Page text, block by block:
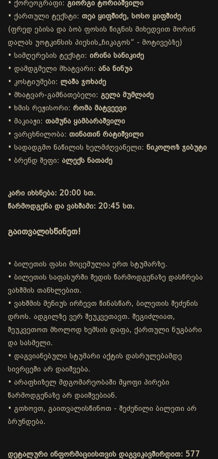
• ქორეოგრაფი: გიორგი ტორიაშვილი
• ქართული ტექსტი: თეა ყიფშიძე, სოსო ყიფშიძე
(ფრედ ებისა და ბობ ფოსის წიგნის მიხედვით მორინ
დალას უოტკინსის პიესის„ჩიკაგოს“ - მოტივებზე)
• სიმღერების ტექსტი: ირინა სანიკიძე
• დამდგმელი მხატვარი: ანა ნინუა
• კოსტიუმები: ლაშა ჯოხაძე
• მხატვარ-გამნათებელი: გელა მუმლაძე
• ხმის რეჟისორი: რომა მატვეევი
• მაკიაჟი: თამუნა ყამბარაშვილი
• ვარცხნილობა: თინათინ რატიშვილი
• სადადგმო ნაწილის ხელმძღვანელი: ნიკოლოზ ჯიბუტი
• ბრენდ შეფი: ალექს ნათაძე
კარი იხსნება: 20:00 სთ.
წარმოდგენა და ვახშამი: 20:45 სთ.
გაითვალისწინეთ!
• ბილეთის ფასი მოცემულია ერთ სტუმარზე.
• ბილეთის საფასურში შედის წარმოდგენაზე დასწრება
ვახშმის თანხლებით.
• ვახშმის მენიუს ირჩევთ წინასწარ, ბილეთის შეძენის
დროს. ადგილზე ვერ შეუკვეთავთ. შეგიძლიათ,
შეუკვეთოთ მხოლოდ ხემსის დაფა, ქართული ნუგბარი
და სასმელი.
• დაგვიანებული სტუმარი აქტის დასრულებამდე
სივრცეში არ დაიშვება.
• არაფხიზელ მდგომარეობაში მყოფი პირები
წარმოდგენაზე არ დაიშვებიან.
• გთხოვთ, გაითვალისწინოთ - შეძენილი ბილეთი არ
ბრუნდება.
დეტალური ინფორმაციისთვის დაგვიკავშირდით: 577